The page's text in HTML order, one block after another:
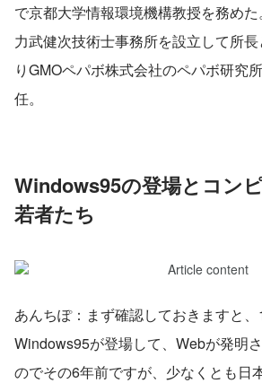
で京都大学情報環境機構教授を務め
力武健次技術士事務所を設立して所
りGMOペパボ株式会社のペパボ研究
任。
Windows95の登場とコン
若者たち
あんちぽ：まず確認しておきますと
Windows95が登場して、Webが発明
のでその6年前ですが、少なくとも日